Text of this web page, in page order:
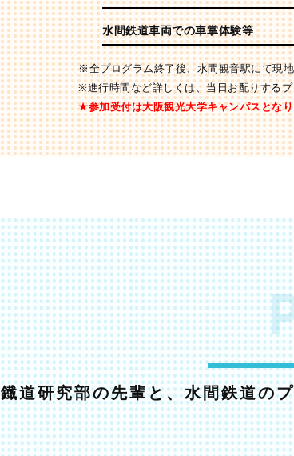
水間鉄道車両での車掌体験等
※全プログラム終了後、水間観音駅にて現
※進行時間など詳しくは、当日お配りする
★参加受付は大阪観光大学キャンパスとな
鐡道研究部の先輩と、水間鉄道の